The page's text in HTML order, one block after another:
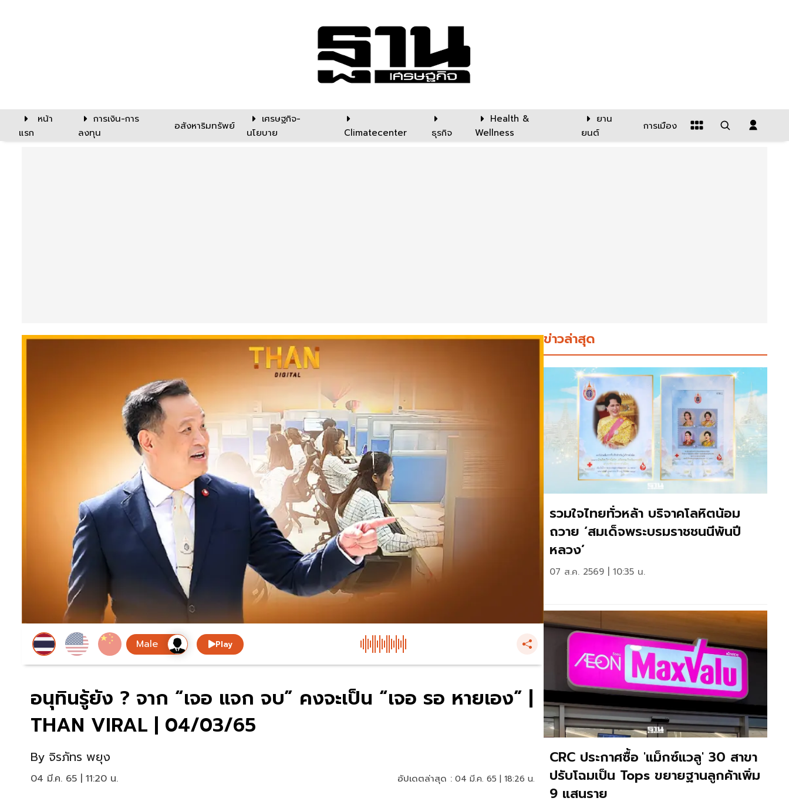
หน้า
แรก
การเงิน-การ
ลงทุน
อสังหาริมทรัพย์
เศรษฐกิจ-
นโยบาย
Climatecenter ธุรกิจ
Health &
Wellness
ยาน
ยนต์
การเมือง
Play
อนุทินรู้ยัง ? จาก “เจอ แจก จบ” คงจะเป็น “เจอ รอ หายเอง” |
THAN VIRAL | 04/03/65
By จิรภัทร พยุง
04 มี.ค. 65 | 11:20 น. อัปเดตล่าสุด : 04 มี.ค. 65 | 18:26 น.
ข่าวล่าสุด
รวมใจไทยทั่วหล้า บริจาคโลหิตน้อม
ถวาย ‘สมเด็จพระบรมราชชนนีพันปี
หลวง’
07 ส.ค. 2569 | 10:35 น.
CRC ประกาศซื้อ 'แม็กซ์แวลู' 30 สาขา
ปรับโฉมเป็น Tops ขยายฐานลูกค้าเพิ่ม
9 แสนราย